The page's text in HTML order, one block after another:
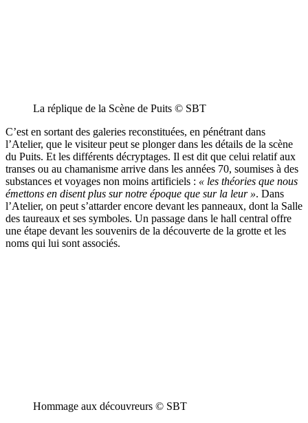
La réplique de la Scène de Puits © SBT
C’est en sortant des galeries reconstituées, en pénétrant dans
l’Atelier, que le visiteur peut se plonger dans les détails de la scène
du Puits. Et les différents décryptages. Il est dit que celui relatif aux
transes ou au chamanisme arrive dans les années 70, soumises à des
substances et voyages non moins artificiels : « les théories que nous
émettons en disent plus sur notre époque que sur la leur ». Dans
l’Atelier, on peut s’attarder encore devant les panneaux, dont la Salle
des taureaux et ses symboles. Un passage dans le hall central offre
une étape devant les souvenirs de la découverte de la grotte et les
noms qui lui sont associés.
Hommage aux découvreurs © SBT